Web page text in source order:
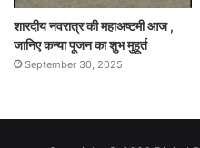
शारदीय नवरात्र की महाअष्टमी आज ,
जानिए कन्या पूजन का शुभ मुहूर्त
September 30, 2025